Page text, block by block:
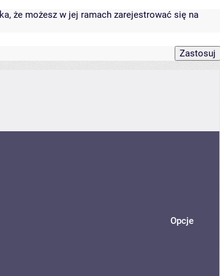
że możesz w jej ramach zarejestrować się na
Opcje